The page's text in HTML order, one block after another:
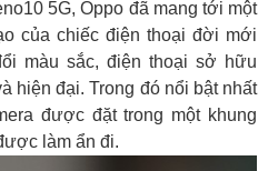
5G, Oppo đã mang tới một
của chiếc điện thoại đời mới
màu sắc, điện thoại sở hữu
hiện đại. Trong đó nổi bật nhất
được đặt trong một khung
làm ẩn đi.